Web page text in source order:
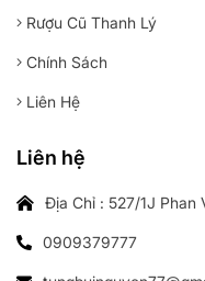
Rượu Cũ Thanh Lý
Chính Sách
Liên Hệ
Liên hệ
Địa Chỉ : 527/1J Phan
0909379777